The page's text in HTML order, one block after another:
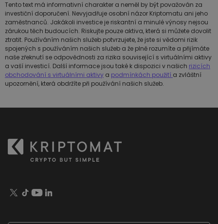
Tento text má informativní charakter a neměl by být považován za
investiční doporučení. Nevyjadřuje osobní názor Kriptomatu ani jeho
zaměstnanců. Jakákoli investice je riskantní a minulé výnosy nejsou
zárukou těch budoucích. Riskujte pouze aktiva, která si můžete dovolit
ztratit. Používáním našich služeb potvrzujete, že jste si vědomi rizik
spojených s používáním našich služeb a že plně rozumíte a přijímáte
naše zřeknutí se odpovědnosti za rizika související s virtuálními aktivy
a vaší investicí. Další informace jsou také k dispozici v našich rizicích
obchodování s virtuálními aktivy a podmínkách použití a zvláštní
upozornění, která obdržíte při používání našich služeb.